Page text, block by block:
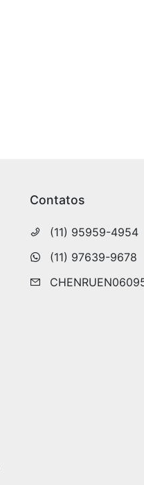
Contatos
(11) 95959-4954
(11) 97639-9678